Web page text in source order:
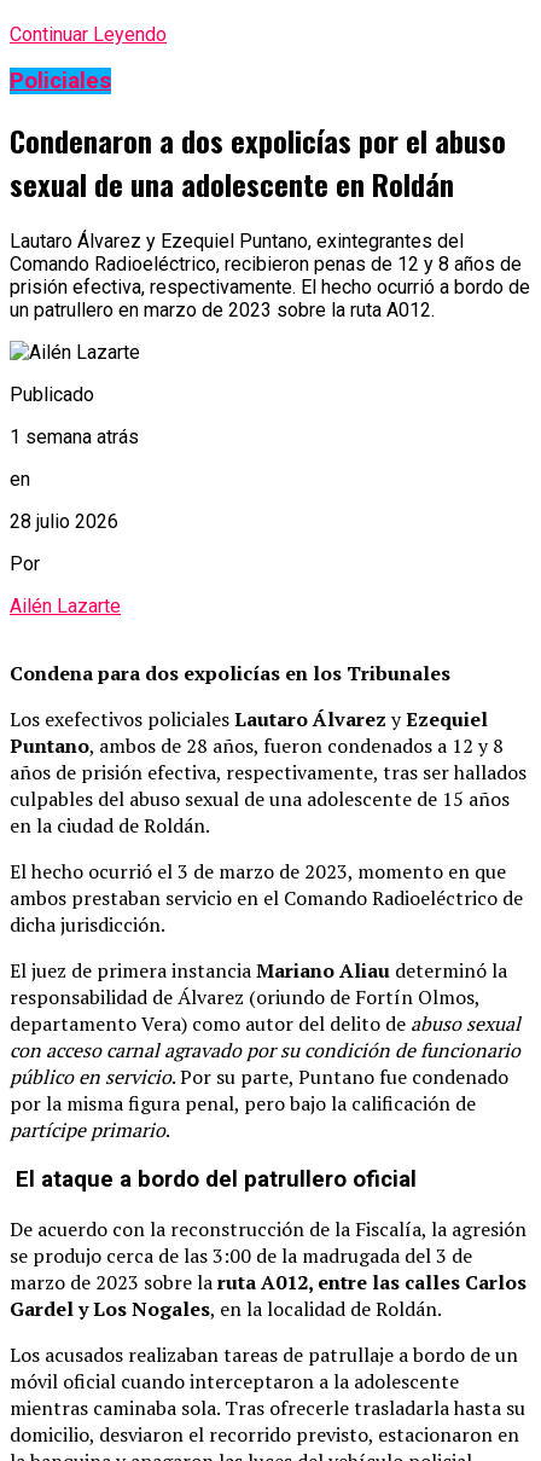
Continuar Leyendo
Policiales
Condenaron a dos expolicías por el abuso
sexual de una adolescente en Roldán
Lautaro Álvarez y Ezequiel Puntano, exintegrantes del
Comando Radioeléctrico, recibieron penas de 12 y 8 años de
prisión efectiva, respectivamente. El hecho ocurrió a bordo de
un patrullero en marzo de 2023 sobre la ruta A012.
Publicado
1 semana atrás
en
28 julio 2026
Por
Ailén Lazarte
Condena para dos expolicías en los Tribunales
Los exefectivos policialesLautaro Álvarez yEzequiel
Puntano, ambos de 28 años, fueron condenados a 12 y 8
años de prisión efectiva, respectivamente, tras ser hallados
culpables del abuso sexual de una adolescente de 15 años
en la ciudad de Roldán.
El hecho ocurrió el 3 de marzo de 2023, momento en que
ambos prestaban servicio en el Comando Radioeléctrico de
dicha jurisdicción.
El juez de primera instanciaMariano Aliau determinó la
responsabilidad de Álvarez (oriundo de Fortín Olmos,
departamento Vera) como autor del delito de abuso sexual
con acceso carnal agravado por su condición de funcionario
público en servicio. Por su parte, Puntano fue condenado
por la misma figura penal, pero bajo la calificación de
partícipe primario.
El ataque a bordo del patrullero oficial
De acuerdo con la reconstrucción de la Fiscalía, la agresión
se produjo cerca de las 3:00 de la madrugada del 3 de
marzo de 2023 sobre laruta A012, entre las calles Carlos
Gardel y Los Nogales, en la localidad de Roldán.
Los acusados realizaban tareas de patrullaje a bordo de un
móvil oficial cuando interceptaron a la adolescente
mientras caminaba sola. Tras ofrecerle trasladarla hasta su
domicilio, desviaron el recorrido previsto, estacionaron en